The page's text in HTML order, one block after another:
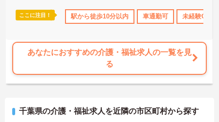
取得実績あり ボーナス・賞与あり 社会保険完備 交通費支給
ここに注目！ 駅から徒歩10分以内 車通勤可 未経験OK
あなたにおすすめの介護・福祉求人の一覧を見
る
千葉県の介護・福祉求人を近隣の市区町村から探す